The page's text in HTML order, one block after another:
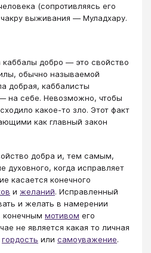
(сопротивляясь его
чакру выживания ― Муладхару.
добро ― это свойство
обычно называемой
добрая, каббалисты
на себе. Невозможно, чтобы
какое-то зло. Этот факт
как главный закон
добра и, тем самым,
духовного, когда исправляет
касается конечного
и желаний. Исправленный
и желать в намерении
конечным мотивом его
не является какая то личная
гордость или самоуважение.